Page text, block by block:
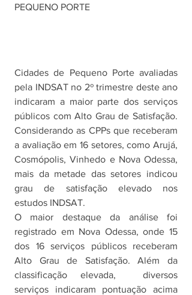
PEQUENO PORTE
Cidades de Pequeno Porte avaliadas
pela INDSAT no 2º trimestre deste ano
indicaram a maior parte dos serviços
públicos com Alto Grau de Satisfação.
Considerando as CPPs que receberam
a avaliação em 16 setores, como Arujá,
Cosmópolis, Vinhedo e Nova Odessa,
mais da metade das setores indicou
grau de satisfação elevado nos
estudos INDSAT.
O maior destaque da análise foi
registrado em Nova Odessa, onde 15
dos 16 serviços públicos receberam
Alto Grau de Satisfação. Além da
classificação elevada,  diversos
serviços indicaram pontuação acima